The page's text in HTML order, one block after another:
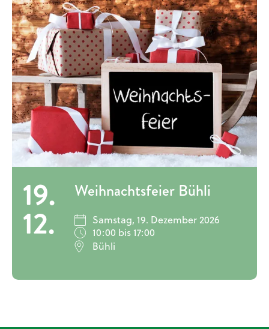
19.
12.
Weihnachtsfeier Bühli
Samstag, 19. Dezember 2026
10:00 bis 17:00
Bühli